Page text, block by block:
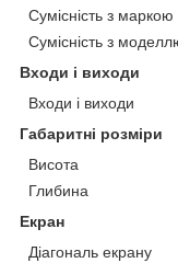
Сумісність з маркою
Сумісність з
Входи і виходи
Входи і виходи
Габаритні розміри
Висота
Глибина
Екран
Діагональ екрану